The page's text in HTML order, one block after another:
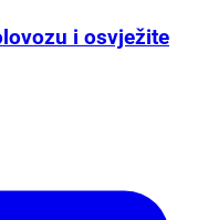
i osvježite